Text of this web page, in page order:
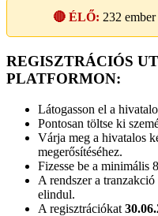
🔴 ÉLŐ: 232
REGISZTRÁCIÓS
PLATFORMON:
Látogasson el a
Pontosan töltse ki
Várja meg a hivatalos
megerősítéséhez.
Fizesse be a minimális
A rendszer a
elindul.
A regisztrációkat